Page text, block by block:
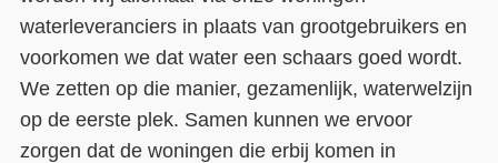
waterleveranciers in plaats van grootgebruikers en
voorkomen we dat water een schaars goed wordt.
We zetten op die manier, gezamenlijk, waterwelzijn
op de eerste plek. Samen kunnen we ervoor
zorgen dat de woningen die erbij komen in